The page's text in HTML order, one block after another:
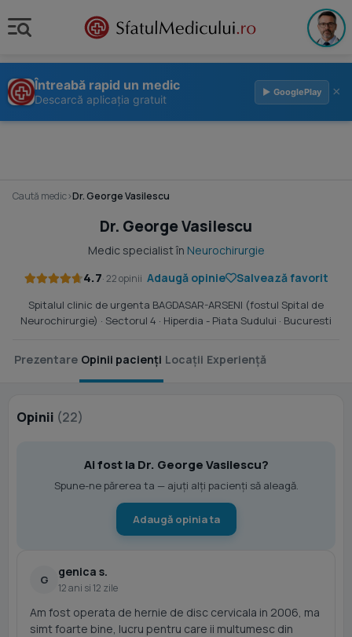
Întreabă rapid un medic
Descarcă aplicația gratuit
▶ GooglePlay ×
Caută medic›Dr. George Vasilescu
Dr. George Vasilescu
Medic specialist în Neurochirurgie
4.7· 22 opinii Adaugă opinie Salvează favorit
Spitalul clinic de urgenta BAGDASAR-ARSENI (fostul Spital de
Neurochirurgie) · Sectorul 4 · Hiperdia - Piata Sudului · Bucuresti
Prezentare Opinii pacienți Locații Experiență
Opinii (22)
Ai fost la Dr. George Vasilescu?
Spune-ne părerea ta — ajuți alți pacienți să aleagă.
Adaugă opinia ta
G
genica s.
12 ani si 12 zile
Am fost operata de hernie de disc cervicala in 2006, ma
simt foarte bine, lucru pentru care ii multumesc din